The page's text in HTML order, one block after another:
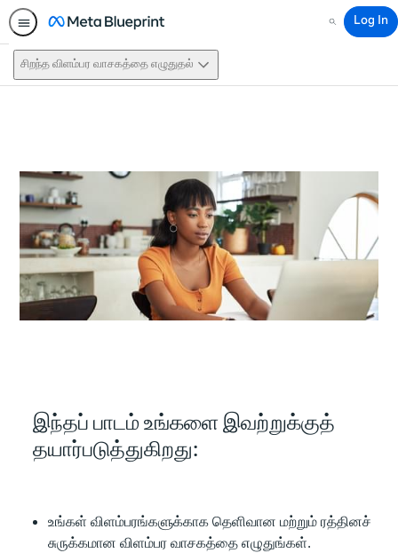
Search
Log In
சிறந்த விளம்பர வாசகத்தை எழுதுதல்
இந்தப் பாடம் உங்களை இவற்றுக்குத்
தயார்படுத்துகிறது:
உங்கள் விளம்பரங்களுக்காக தெளிவான மற்றும் ரத்தினச்
சுருக்கமான விளம்பர வாசகத்தை எழுதுங்கள்.